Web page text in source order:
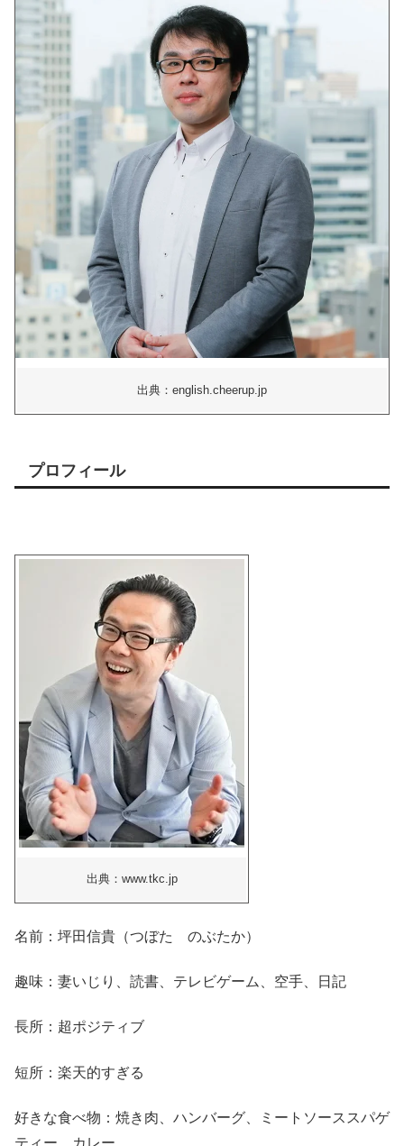
出典：english.cheerup.jp
プロフィール
出典：www.tkc.jp
名前：坪田信貴（つぼた のぶたか）
趣味：妻いじり、読書、テレビゲーム、空手、日記
長所：超ポジティブ
短所：楽天的すぎる
好きな食べ物：焼き肉、ハンバーグ、ミートソーススパゲ